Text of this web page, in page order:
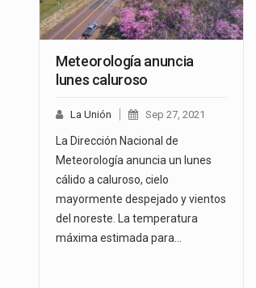
Meteorología anuncia
lunes caluroso
La Unión Sep 27, 2021
La Dirección Nacional de
Meteorología anuncia un lunes
cálido a caluroso, cielo
mayormente despejado y vientos
del noreste. La temperatura
máxima estimada para…